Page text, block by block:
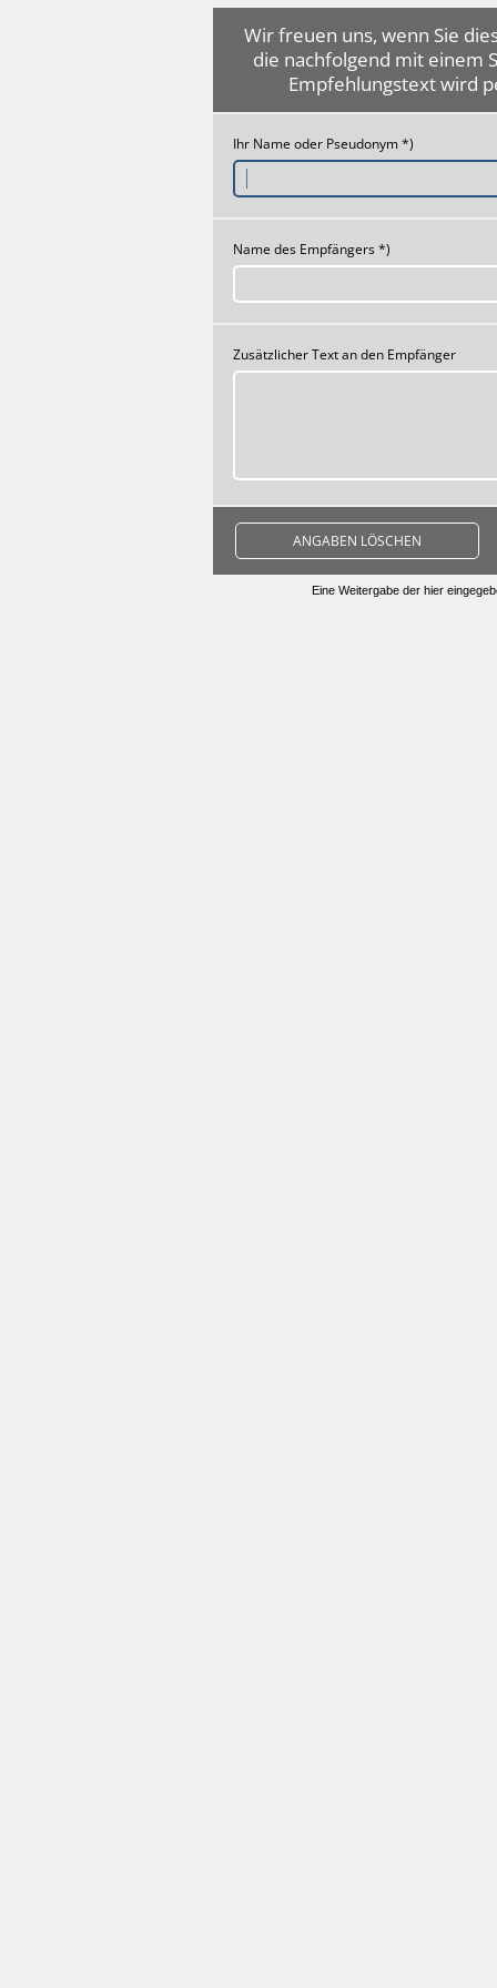
Wir freuen uns, wenn Sie
die nachfolgend mit einem
Empfehlungstext wird
Ihr Name oder Pseudonym *)
Name des Empfängers *)
Zusätzlicher Text an den Empfänger
ANGABEN LÖSCHEN
Eine Weitergabe der hier